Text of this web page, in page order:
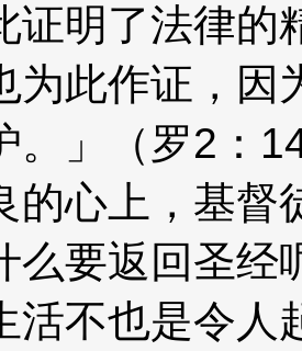
证明了法律的
为此作证，因
。」（罗2：
的心上，基督
么要返回圣经
活不也是令人